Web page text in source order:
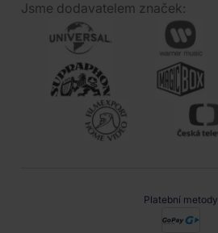
Jsme dodavatelem značek:
Platební metody